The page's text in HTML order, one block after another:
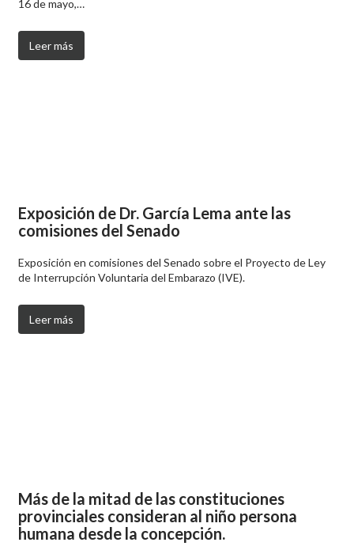
16 de mayo,…
Leer más
Exposición de Dr. García Lema ante las
comisiones del Senado
Exposición en comisiones del Senado sobre el Proyecto de Ley
de Interrupción Voluntaria del Embarazo (IVE).
Leer más
Más de la mitad de las constituciones
provinciales consideran al niño persona
humana desde la concepción.